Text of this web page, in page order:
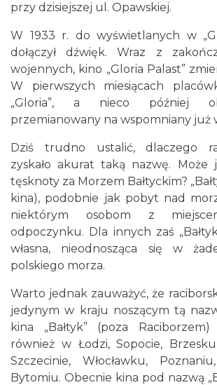
przy dzisiejszej ul. Opawskiej.
W 1933 r. do wyświetlanych w
dołączył dźwięk. Wraz z
wojennych, kino „Gloria Palast”
W pierwszych miesiącach
„Gloria”, a nieco później
przemianowany na wspomniany już
Dziś trudno ustalić, dlaczego
zyskało akurat taką nazwę.
tęsknoty za Morzem Bałtyckim?
kina), podobnie jak pobyt nad
niektórym osobom z
odpoczynku. Dla innych zaś
własna, nieodnosząca się w
polskiego morza.
Warto jednak zauważyć, że
jedynym w kraju noszącym tą
kina „Bałtyk” (poza Raciborzem)
również w Łodzi, Sopocie,
Szczecinie, Włocławku,
Bytomiu. Obecnie kina pod nazwą